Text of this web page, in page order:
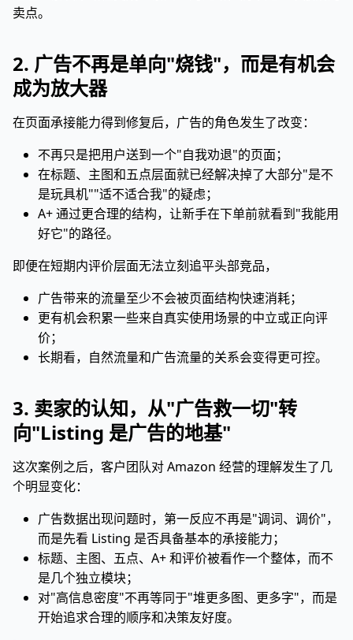
卖点。
2. 广告不再是单向"烧钱"，而是有机会
成为放大器
在页面承接能力得到修复后，广告的角色发生了改变：
不再只是把用户送到一个"自我劝退"的页面；
在标题、主图和五点层面就已经解决掉了大部分"是不
是玩具机""适不适合我"的疑虑；
A+ 通过更合理的结构，让新手在下单前就看到"我能用
好它"的路径。
即便在短期内评价层面无法立刻追平头部竞品，
广告带来的流量至少不会被页面结构快速消耗；
更有机会积累一些来自真实使用场景的中立或正向评
价；
长期看，自然流量和广告流量的关系会变得更可控。
3. 卖家的认知，从"广告救一切"转
向"Listing 是广告的地基"
这次案例之后，客户团队对 Amazon 经营的理解发生了几
个明显变化：
广告数据出现问题时，第一反应不再是"调词、调价"，
而是先看 Listing 是否具备基本的承接能力；
标题、主图、五点、A+ 和评价被看作一个整体，而不
是几个独立模块；
对"高信息密度"不再等同于"堆更多图、更多字"，而是
开始追求合理的顺序和决策友好度。